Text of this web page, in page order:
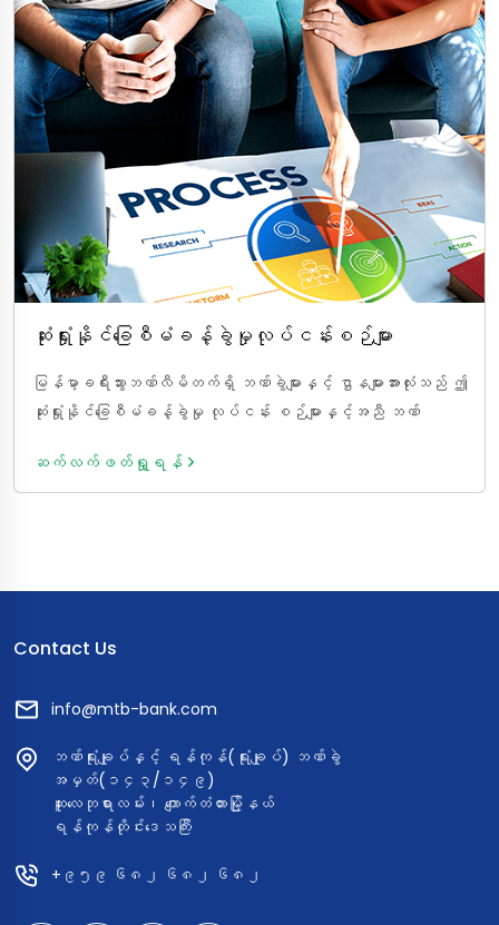
ဆုံးရှုံးနိုင်ခြေစီမံခန့်ခွဲမှုလုပ်ငန်းစဉ်များ
မြန်မာ့ခရီးသွားဘဏ်လီမိတက်ရှိ ဘဏ်ခွဲများနှင့် ဌာနများအားလုံးသည် ဤ
ဆုံးရှုံးနိုင်ခြေစီမံခန့်ခွဲမှု လုပ်ငန်း စဉ်များနှင့်အညီ ဘဏ်
ဆက်လက်ဖတ်ရှု့ရန်
Contact Us
info@mtb-bank.com
ဘဏ်ရုံးချုပ်နှင့် ရန်ကုန်(ရုံးချုပ်) ဘဏ်ခွဲ
အမှတ်(၁၄၃/၁၄၉)
ဆူးလေဘုရားလမ်း၊ ကျောက်တံတားမြို့နယ်
ရန်ကုန်တိုင်းဒေသကြီး
+၉၅၉ ၆၈၂ ၆၈၂ ၆၈၂